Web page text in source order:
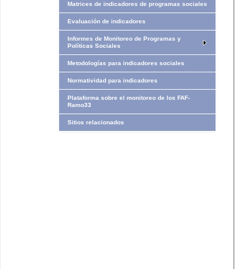
Matrices de indicadores de programas sociales
Evaluación de indicadores
Informes de Monitoreo de Programas y
Políticas Sociales
Metodologías para indicadores sociales
Normatividad para indicadores
Plataforma sobre el monitoreo de los FAF-
Ramo33
Sitios relacionados